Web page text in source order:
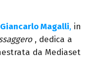
Politiche,
scritto per
siti e agenzie,
e spettacoli.
Giancarlo Magalli, in
, dedica a
da Mediaset